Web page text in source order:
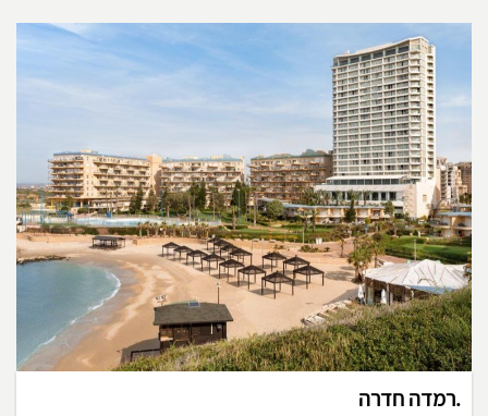
.רמדה חדרה